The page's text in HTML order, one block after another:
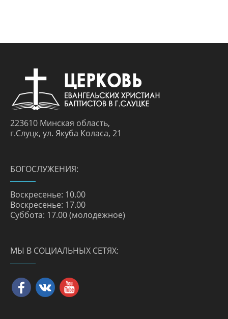
223610 Минская область,
г.Слуцк, ул. Якуба Коласа, 21
БОГОСЛУЖЕНИЯ:
Воскресенье: 10.00
Воскресенье: 17.00
Суббота: 17.00 (молодежное)
МЫ В СОЦИАЛЬНЫХ СЕТЯХ: